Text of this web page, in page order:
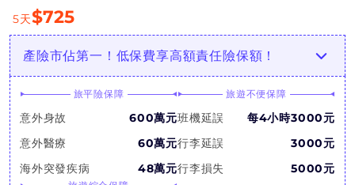
5天$725
產險市佔第一！低保費享高額責任險保額！
旅平險保障
意外身故
600萬元
意外醫療
60萬元
海外突發疾病
48萬元
旅遊不便保障
班機延誤
每4小時3000元
行李延誤
3000元
行李損失
5000元